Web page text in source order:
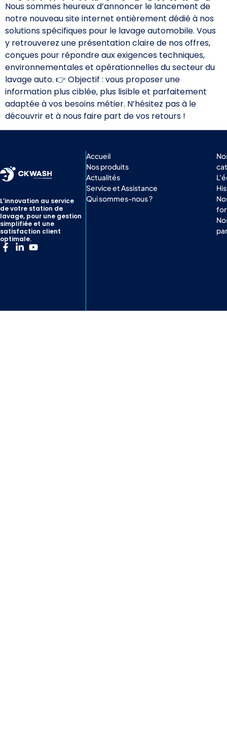
Nous sommes heureux d’annoncer le lancement de
notre nouveau site internet entièrement dédié à nos
solutions spécifiques pour le lavage automobile. Vous
y retrouverez une présentation claire de nos offres,
conçues pour répondre aux exigences techniques,
environnementales et opérationnelles du secteur du
lavage auto. 👉 Objectif : vous proposer une
information plus ciblée, plus lisible et parfaitement
adaptée à vos besoins métier. N’hésitez pas à le
découvrir et à nous faire part de vos retours !
L’innovation au service
de votre station de
lavage, pour une gestion
simplifiée et une
satisfaction client
optimale.
Accueil
Nos produits
Actualités
Service et Assistance
Qui sommes-nous ?